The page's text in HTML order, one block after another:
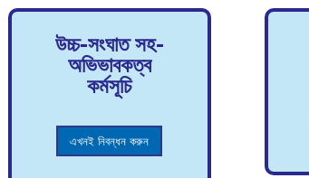
উচ্চ-সংঘাত সহ-
অভিভাবকত্ব
কর্মসূচি
এখনই নিবন্ধন করুন